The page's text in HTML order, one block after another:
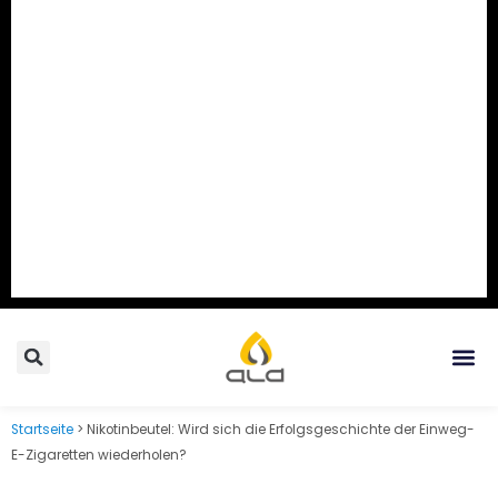
Search
Startseite > Nikotinbeutel: Wird sich die Erfolgsgeschichte der Einweg-
E-Zigaretten wiederholen?